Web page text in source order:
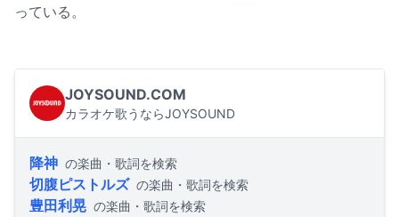
っている。
JOYSOUND.COM
カラオケ歌うならJOYSOUND
降神 の楽曲・歌詞を検索
切腹ピストルズ の楽曲・歌詞を検索
豊田利晃 の楽曲・歌詞を検索